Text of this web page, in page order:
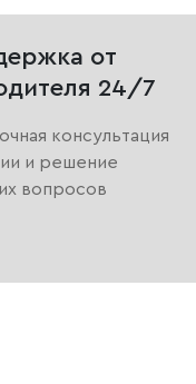
от
24/7
консультация
и решение
вопросов